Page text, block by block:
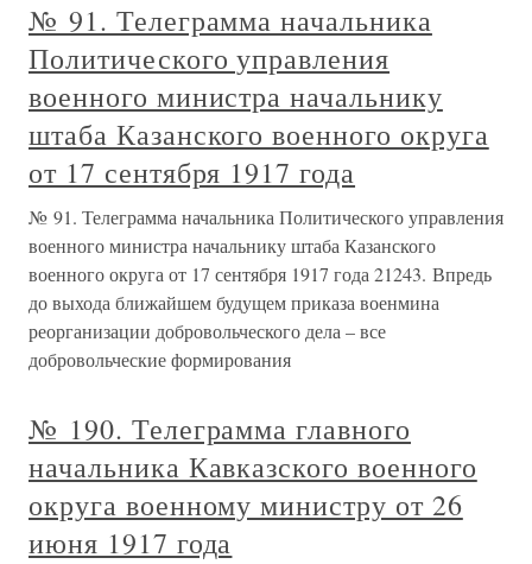
№ 91. Телеграмма начальника
Политического управления
военного министра начальнику
штаба Казанского военного округа
от 17 сентября 1917 года
№ 91. Телеграмма начальника Политического управления
военного министра начальнику штаба Казанского
военного округа от 17 сентября 1917 года 21243. Впредь
до выхода ближайшем будущем приказа военмина
реорганизации добровольческого дела – все
добровольческие формирования
№ 190. Телеграмма главного
начальника Кавказского военного
округа военному министру от 26
июня 1917 года